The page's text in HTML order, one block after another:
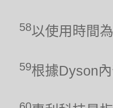
58以使用時間
59根據Dyson